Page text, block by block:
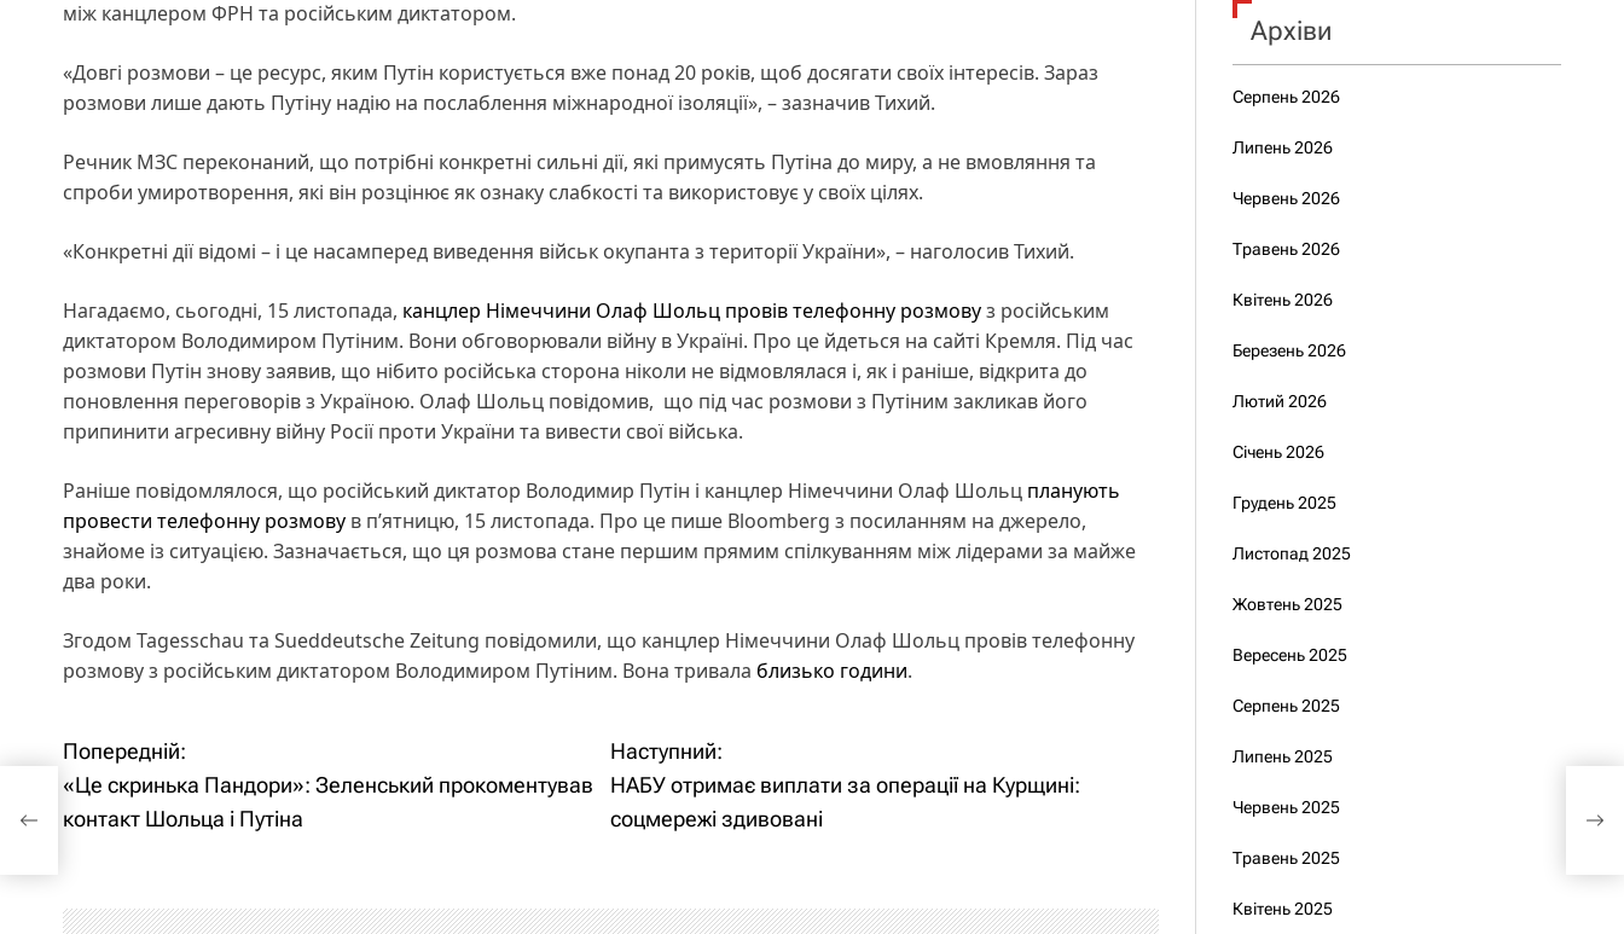
між канцлером ФРН та російським диктатором.
«Довгі розмови – це ресурс, яким Путін користується вже понад 20 років, щоб досягати своїх інтересів. Зараз
розмови лише дають Путіну надію на послаблення міжнародної ізоляції», – зазначив Тихий.
Речник МЗС переконаний, що потрібні конкретні сильні дії, які примусять Путіна до миру, а не вмовляння та
спроби умиротворення, які він розцінює як ознаку слабкості та використовує у своїх цілях.
«Конкретні дії відомі – і це насамперед виведення військ окупанта з території України», – наголосив Тихий.
Нагадаємо, сьогодні, 15 листопада, канцлер Німеччини Олаф Шольц провів телефонну розмовуз російським
диктатором Володимиром Путіним. Вони обговорювали війну в Україні. Про це йдеться на сайті Кремля. Під час
розмови Путін знову заявив, що нібито російська сторона ніколи не відмовлялася і, як і раніше, відкрита до
поновлення переговорів з Україною. Олаф Шольц повідомив, що під час розмови з Путіним закликав його
припинити агресивну війну Росії проти України та вивести свої війська.
Раніше повідомлялося, що російський диктатор Володимир Путін і канцлер Німеччини Олаф Шольц планують
провести телефонну розмову в п’ятницю, 15 листопада. Про це пише Bloomberg з посиланням на джерело,
знайоме із ситуацією. Зазначається, що ця розмова стане першим прямим спілкуванням між лідерами за майже
два роки.
Згодом Tagesschau та Sueddeutsche Zeitung повідомили, що канцлер Німеччини Олаф Шольц провів телефонну
розмову з російським диктатором Володимиром Путіним. Вона тривала близько години.
Н
а
і
Попередній:
«Це скринька Пандори»: Зеленський прокоментував
контакт Шольца і Путіна
Наступний:
НАБУ отримає виплати за операції на Курщині:
соцмережі здивовані
Архіви
Серпень 2026
Липень 2026
Червень 2026
Травень 2026
Квітень 2026
Березень 2026
Лютий 2026
Січень 2026
Грудень 2025
Листопад 2025
Жовтень 2025
Вересень 2025
Серпень 2025
Липень 2025
Червень 2025
Травень 2025
Квітень 2025
на